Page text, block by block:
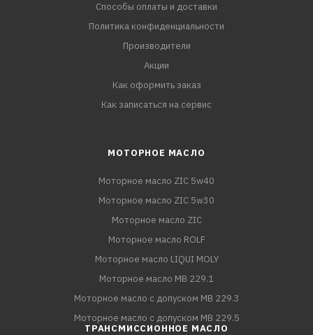
Способы оплаты и доставки
Политика конфиденциальности
Производители
Акции
Как оформить заказ
Как записаться на сервис
МОТОРНОЕ МАСЛО
Моторное масло ZIC 5w40
Моторное масло ZIC 5w30
Моторное масло ZIC
Моторное масло ROLF
Моторное масло LIQUI MOLY
Моторное масло MB 229.1
Моторное масло с допуском MB 229.3
Моторное масло с допуском MB 229.5
ТРАНСМИССИОННОЕ МАСЛО